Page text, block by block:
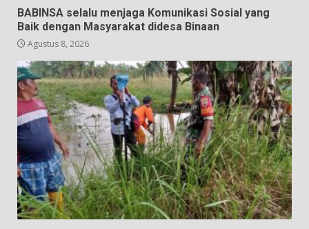
BABINSA selalu menjaga Komunikasi Sosial yang
Baik dengan Masyarakat didesa Binaan
Agustus 8, 2026